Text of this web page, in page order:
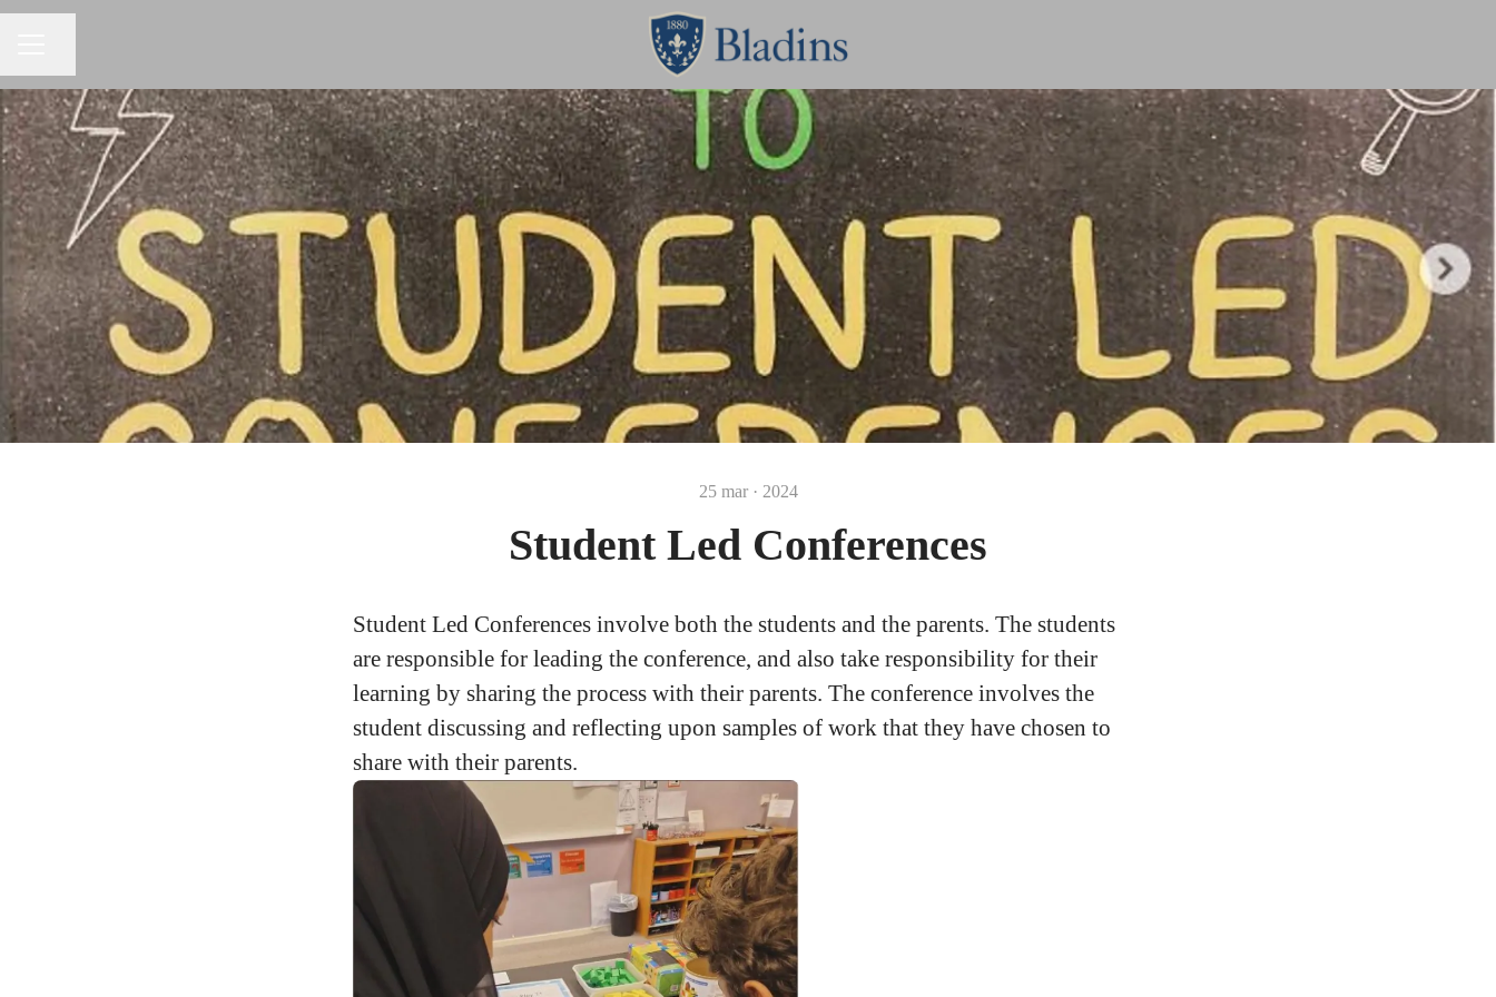
25 mar · 2024
Student Led Conferences
Student Led Conferences involve both the students and the parents. The students
are responsible for leading the conference, and also take responsibility for their
learning by sharing the process with their parents. The conference involves the
student discussing and reflecting upon samples of work that they have chosen to
share with their parents.